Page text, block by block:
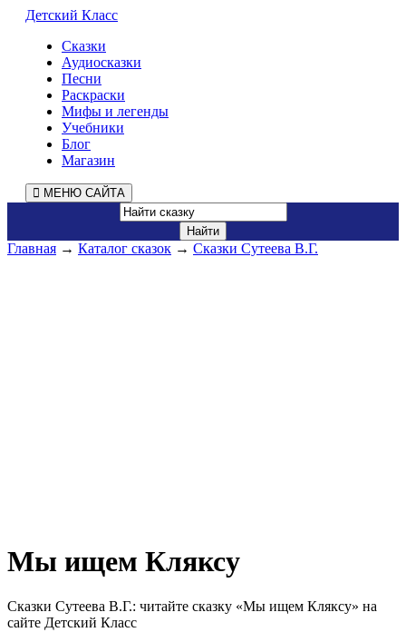
Детский Класс
Сказки
Аудиосказки
Песни
Раскраски
Мифы и легенды
Учебники
Блог
Магазин
МЕНЮ САЙТА
Главная → Каталог сказок → Сказки Сутеева В.Г.
Мы ищем Кляксу
Сказки Сутеева В.Г.: читайте сказку «Мы ищем Кляксу» на
сайте Детский Класс